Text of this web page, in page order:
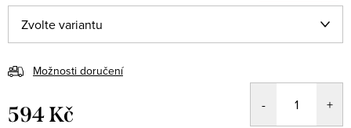
Možnosti doručení
594 Kč